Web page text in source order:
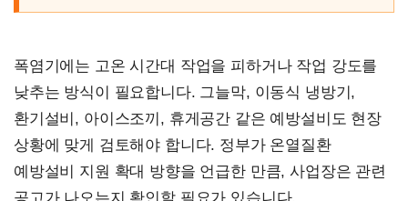
폭염기에는 고온 시간대 작업을 피하거나 작업 강도를
낮추는 방식이 필요합니다. 그늘막, 이동식 냉방기,
환기설비, 아이스조끼, 휴게공간 같은 예방설비도 현장
상황에 맞게 검토해야 합니다. 정부가 온열질환
예방설비 지원 확대 방향을 언급한 만큼, 사업장은 관련